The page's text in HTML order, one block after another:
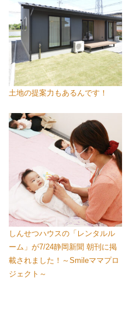
土地の提案力もあるんです！
しんせつハウスの「レンタルル
ーム」が7/24静岡新聞 朝刊に掲
載されました！～Smileママプロ
ジェクト～